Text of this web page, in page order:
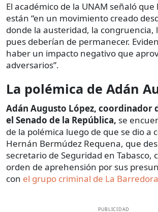
El académico de la UNAM señaló
están “en un movimiento creado
donde la austeridad, la congruencia,
pues deberían de permanecer.
haber un impacto negativo que
adversarios”.
La polémica de Adán
Adán Augusto López, coordinador
el Senado de la República, se
de la polémica luego de que se dio a
Hernán Bermúdez Requena, que
secretario de Seguridad en Tabasco,
orden de aprehensión por sus
con el grupo criminal de La Barredora
PUBLICIDAD